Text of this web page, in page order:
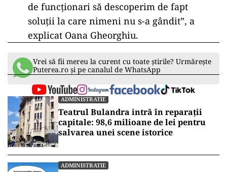
de funcţionari să descoperim de fapt
soluţii la care nimeni nu s-a gândit”, a
explicat Oana Gheorghiu.
Vrei să fii mereu la curent cu toate știrile? Urmărește
Puterea.ro și pe canalul de WhatsApp
ADMINISTRATIE
Teatrul Bulandra intră în reparații
capitale: 98,6 milioane de lei pentru
salvarea unei scene istorice
ADMINISTRATIE